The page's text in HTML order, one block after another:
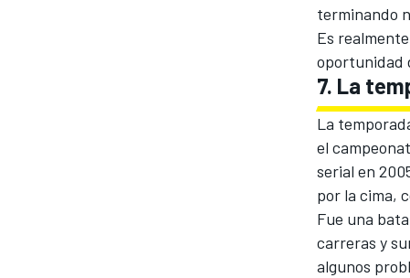
terminando
Es
oportunidad
7. La
La
el
serial en
por la cima,
Fue una
carreras y
algunos